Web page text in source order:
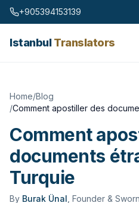
Skip to content
+905394153139
IstanbulTranslators
Home/Blog
/Comment apostiller des
Comment
documents
Turquie
By Burak Ünal Founder &